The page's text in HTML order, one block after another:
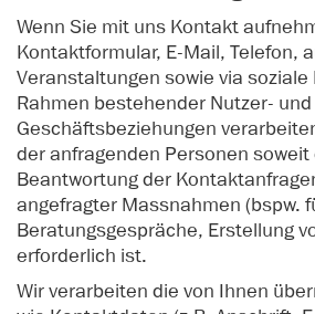
Wenn Sie mit uns Kontakt
Kontaktformular, E-Mail, Telefon,
Veranstaltungen sowie via soziale
Rahmen bestehender Nutzer- und
Geschäftsbeziehungen
der anfragenden Personen soweit
Beantwortung der
angefragter Massnahmen (bspw.
Beratungsgespräche, Erstellung
erforderlich ist.
Wir verarbeiten die von Ihnen